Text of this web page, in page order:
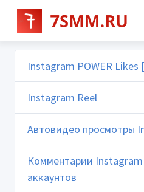
Instagram POWER
Instagram Reel
Автовидео просмотры
Комментарии
аккаунтов